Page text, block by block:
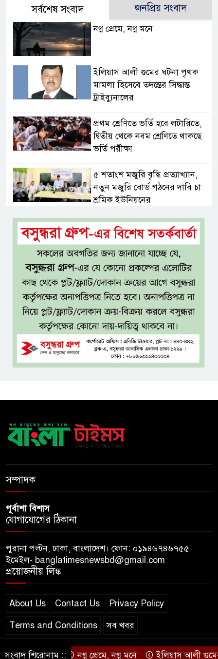
সর্বশেষ সংবাদ জনপ্রিয় সংবাদ
নগ্ন প্রেমে, নগ্ন মনে
ইলিয়াস আলী গুমের ঘটনা পৃথক
মামলা হিসেবে তদন্তের সিদ্ধান্ত
ট্রাইব্যুনালের
প্রথম শ্রেণিতে ভর্তি হবে লটারিতে,
দ্বিতীয় থেকে নবম শ্রেণিতে থাকছে
ভর্তি পরীক্ষা
৫ শতাংশ মজুরি বৃদ্ধি প্রত্যাখ্যান,
নতুন মজুরি বোর্ড গঠনের দাবি চা
শ্রমিক ইউনিয়নের
টাঙ্গাইল জেলা পরিষদের উদ্যোগে
২৩ লাখ টাকার আর্থিক অনুদানের
চেক বিতরণ
ধলেশ্বরী থেকে অবৈধ বালু উত্তোলন,
হুমকিতে শামসুল হক সেতু
বঙ্গভবনের নতুন বাসিন্দা কি মির্জা
ফখরুল? বিএনপিতে জোর
আলোচনা, সিদ্ধান্ত নেবেন তারেক
রহমান
বাংলাদেশে এলো থাইল্যান্ডের শীর্ষ
কফি ব্র্যান্ড ‘ক্যাফে আমাজন
সম্পাদক
পূর্বাশা বিশাস
যোগাযোগের ঠিকানা
পুরানা পল্টন, ঢাকা, বাংলাদেশ। ফোন: ০১৯৪৬৭৪৬৭৫৫
ইমেইল- banglatimesnewsbd@gmail.com
প্রয়োজনীয় লিঙ্ক
About Us Contact Us Privacy Policy
Terms and Conditions সব খবর
© স্বত্ব বাংলা-টাইমস ২০২০-২০২৪
সংবাদ শিরোনাম ::নগ্ন প্রেমে, নগ্ন মনে ইলিয়াস আলী গুমের